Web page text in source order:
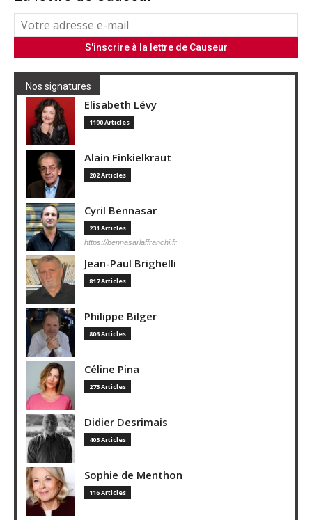
Nos signatures
Elisabeth Lévy
1190 Articles
Alain Finkielkraut
202 Articles
Cyril Bennasar
231 Articles
https://bennasarlaffranchi.fr
Jean-Paul Brighelli
817 Articles
Philippe Bilger
806 Articles
Céline Pina
273 Articles
Didier Desrimais
403 Articles
Sophie de Menthon
116 Articles